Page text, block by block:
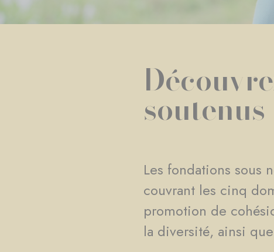
soutenus
Les fondations sous
couvrant les cinq
promotion de
la diversité, ainsi